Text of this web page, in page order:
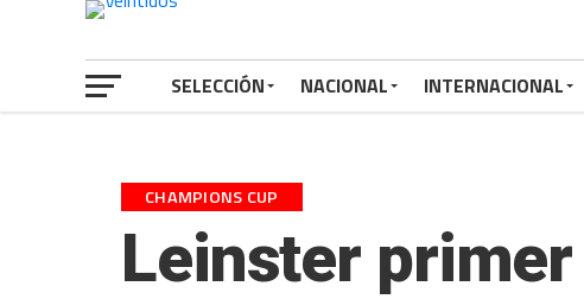
SELECCIÓN NACIONAL INTERNACIONAL
CHAMPIONS CUP
Leinster